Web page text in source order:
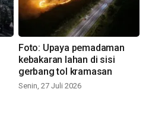
Foto: Upaya pemadaman
kebakaran lahan di sisi
gerbang tol kramasan
Senin, 27 Juli 2026